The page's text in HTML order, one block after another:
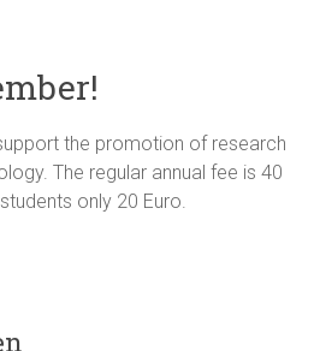
the promotion of research
The regular annual fee is 40
only 20 Euro.